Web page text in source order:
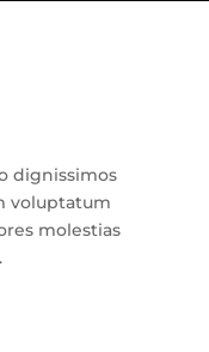
dignissimos
voluptatum
molestias